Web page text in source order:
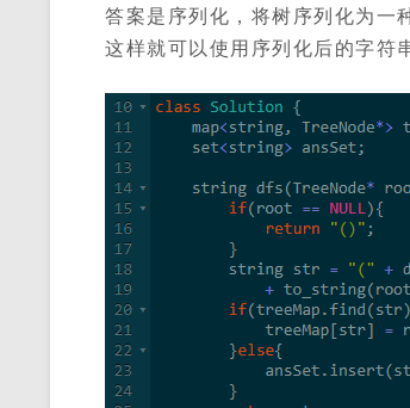
答案是序列化，将树序列化为一
这样就可以使用序列化后的字符